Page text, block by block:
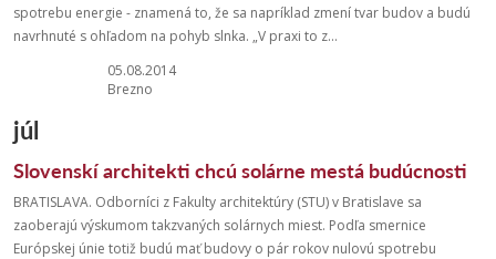
spotrebu energie - znamená to, že sa napríklad zmení tvar budov a budú
navrhnuté s ohľadom na pohyb slnka. „V praxi to z...
05.08.2014
Brezno
júl
Slovenskí architekti chcú solárne mestá budúcnosti
BRATISLAVA. Odborníci z Fakulty architektúry (STU) v Bratislave sa
zaoberajú výskumom takzvaných solárnych miest. Podľa smernice
Európskej únie totiž budú mať budovy o pár rokov nulovú spotrebu